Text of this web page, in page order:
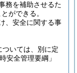
務を補助させるた
ができる。
、安全に関する事
いては、別に定
安全管理要綱」